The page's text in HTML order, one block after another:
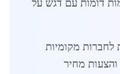
דומות עם דגש על
לחברות מקומיות
והצעות מחיר